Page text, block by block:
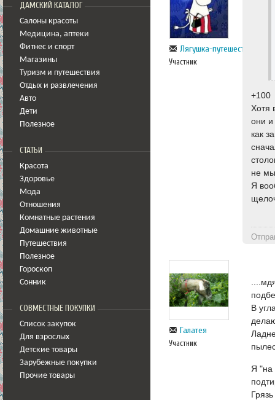
ДАМСКИЙ КАТАЛОГ
Салоны красоты
Медицина, аптеки
Фитнес и спорт
Магазины
Туризм и путешествия
Отдых и развлечения
Авто
Дети
Полезное
СТАТЬИ
Красота
Здоровье
Мода
Отношения
Комнатные растения
Домашние животные
Путешествия
Полезное
Гороскоп
Сонник
СОВМЕСТНЫЕ ПОКУПКИ
Список закупок
Для взрослых
Детские товары
Зарубежные покупки
Прочие товары
Лягушка-путешественница
Участник
+100
Хотя
они и
как
не
Я
Галатея
Участник
В
Я "на